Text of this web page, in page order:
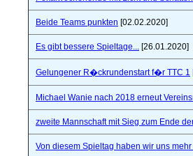
Beide Teams punkten [02.02.2020]
Es gibt bessere Spieltage... [26.01.2020]
Gelungener R�ckrundenstart f�r TTC 1
Michael Wanie nach 2018 erneut
zweite Mannschaft mit Sieg zum Ende
Von diesem Spieltag haben wir uns mehr